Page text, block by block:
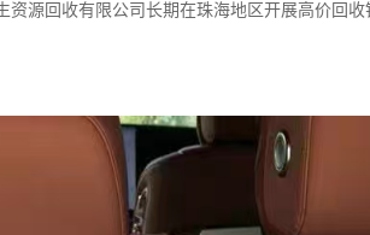
资源回收有限公司长期在珠海地区开展高价回